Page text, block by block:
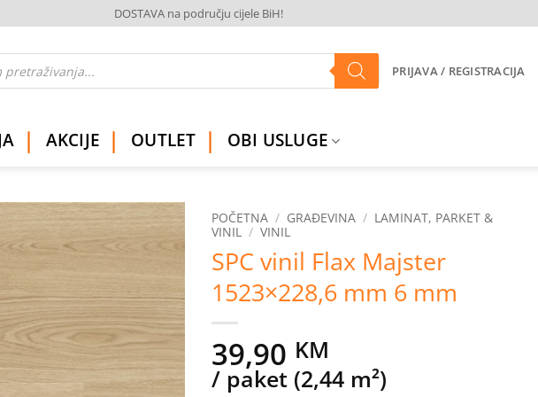
DOSTAVA na području cijele BiH!
PRIJAVA / REGISTRACIJA
AKCIJE OUTLET OBI USLUGE
listu
želja
POČETNA / GRAĐEVINA / LAMINAT, PARKET &
VINIL / VINIL
SPC vinil Flax Majster
1523×228,6 mm 6 mm
39,90 KM
/ paket (2,44 m²)